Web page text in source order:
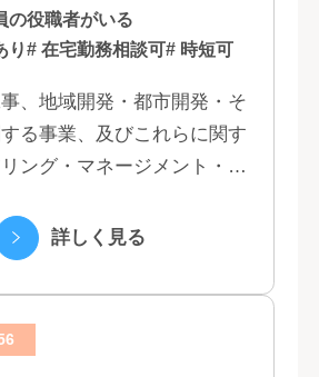
の役職者がいる
り# 在宅勤務相談可# 時短可
、地域開発・都市開発・そ
る事業、及びこれらに関す
ング・マネージメント・コ
詳しく見る